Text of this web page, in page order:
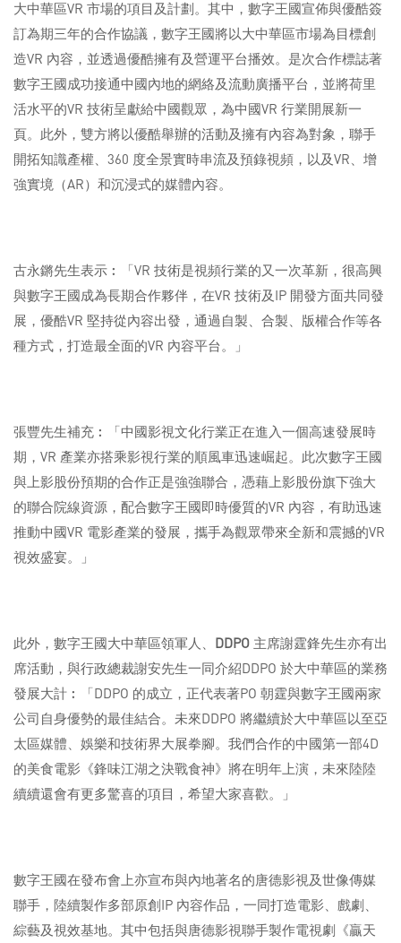
大中華區VR 市場的項目及計劃。其中，數字王國宣佈與優酷簽
訂為期三年的合作協議，數字王國將以大中華區市場為目標創
造VR 內容，並透過優酷擁有及營運平台播效。是次合作標誌著
數字王國成功接通中國內地的網絡及流動廣播平台，並將荷里
活水平的VR 技術呈獻給中國觀眾，為中國VR 行業開展新一
頁。此外，雙方將以優酷舉辦的活動及擁有內容為對象，聯手
開拓知識產權、360 度全景實時串流及預錄視頻，以及VR、增
強實境（AR）和沉浸式的媒體內容。
古永鏘先生表示︰「VR 技術是視頻行業的又一次革新，很高興
與數字王國成為長期合作夥伴，在VR 技術及IP 開發方面共同發
展，優酷VR 堅持從內容出發，通過自製、合製、版權合作等各
種方式，打造最全面的VR 內容平台。」
張豐先生補充︰「中國影視文化行業正在進入一個高速發展時
期，VR 產業亦搭乘影視行業的順風車迅速崛起。此次數字王國
與上影股份預期的合作正是強強聯合，憑藉上影股份旗下強大
的聯合院線資源，配合數字王國即時優質的VR 內容，有助迅速
推動中國VR 電影產業的發展，攜手為觀眾帶來全新和震撼的VR
視效盛宴。」
此外，數字王國大中華區領軍人、 DDPO 主席謝霆鋒先生亦有出
席活動，與行政總裁謝安先生一同介紹DDPO 於大中華區的業務
發展大計︰「DDPO 的成立，正代表著PO 朝霆與數字王國兩家
公司自身優勢的最佳結合。未來DDPO 將繼續於大中華區以至亞
太區媒體、娛樂和技術界大展拳腳。我們合作的中國第一部4D
的美食電影《鋒味江湖之決戰食神》將在明年上演，未來陸陸
續續還會有更多驚喜的項目，希望大家喜歡。」
數字王國在發布會上亦宣布與內地著名的唐德影視及世像傳媒
聯手，陸續製作多部原創IP 內容作品，一同打造電影、戲劇、
綜藝及視效基地。其中包括與唐德影視聯手製作電視劇《贏天